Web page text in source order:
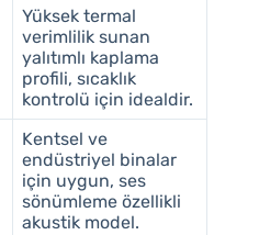
Yüksek termal
verimlilik sunan
yalıtımlı kaplama
profili, sıcaklık
kontrolü için idealdir.
Kentsel ve
endüstriyel binalar
için uygun, ses
sönümleme özellikli
akustik model.